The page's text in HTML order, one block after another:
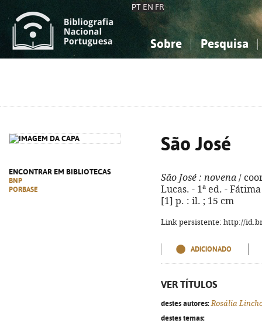
PT EN FR
Sobre Pesquisa
ENCONTRAR EM BIBLIOTECAS
BNP
PORBASE
São José
São José : novena /
Lucas. - 1ª ed. -
[1] p. : il. ; 15 cm
Link persistente: http://
ADICIONADO
VER TÍTULOS
destes autores: Rosália
destes temas: